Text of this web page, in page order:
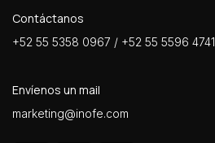
Contáctanos
+52 55 5358 0967 / +52 55 5596 4741
Envíenos un mail
marketing@inofe.com